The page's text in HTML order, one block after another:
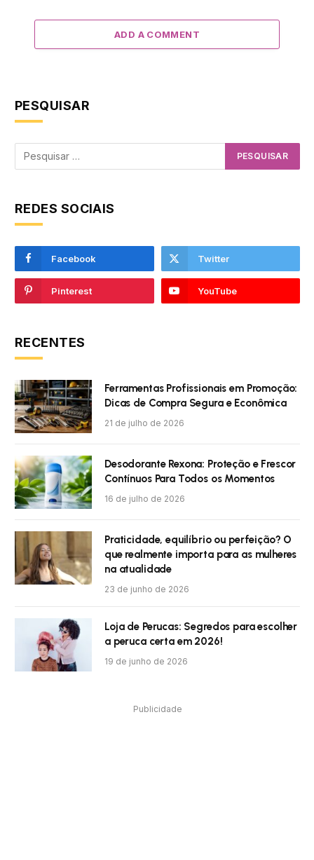
ADD A COMMENT
PESQUISAR
REDES SOCIAIS
Facebook Twitter
Pinterest YouTube
RECENTES
Ferramentas Profissionais em Promoção:
Dicas de Compra Segura e Econômica
21 de julho de 2026
Desodorante Rexona: Proteção e Frescor
Contínuos Para Todos os Momentos
16 de julho de 2026
Praticidade, equilíbrio ou perfeição? O
que realmente importa para as mulheres
na atualidade
23 de junho de 2026
Loja de Perucas: Segredos para escolher
a peruca certa em 2026!
19 de junho de 2026
Publicidade